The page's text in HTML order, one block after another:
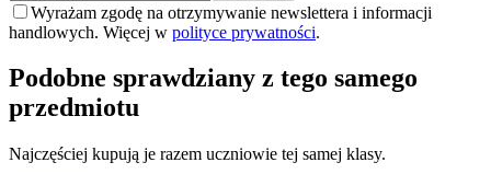
Wyrażam zgodę na otrzymywanie newslettera i informacji
handlowych. Więcej w polityce prywatności.
Podobne sprawdziany z tego samego
przedmiotu
Najczęściej kupują je razem uczniowie tej samej klasy.